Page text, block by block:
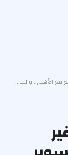
المصري الاختبار الحقيقي